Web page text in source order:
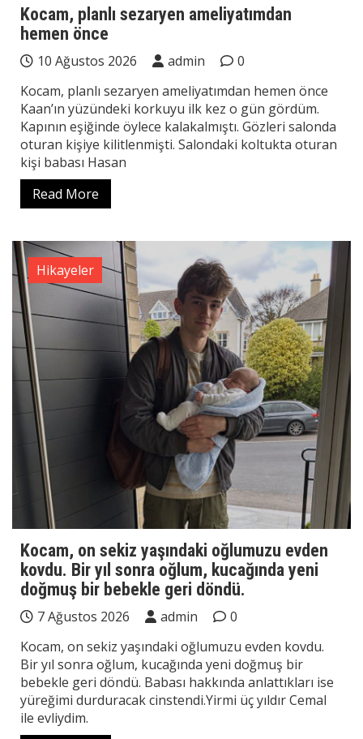
Kocam, planlı sezaryen ameliyatımdan
hemen önce
10 Ağustos 2026 admin
0
Kocam, planlı sezaryen ameliyatımdan hemen önce
Kaan’ın yüzündeki korkuyu ilk kez o gün gördüm.
Kapının eşiğinde öylece kalakalmıştı. Gözleri salonda
oturan kişiye kilitlenmişti. Salondaki koltukta oturan
kişi babası Hasan
Read More
Hikayeler
Kocam, on sekiz yaşındaki oğlumuzu evden
kovdu. Bir yıl sonra oğlum, kucağında yeni
doğmuş bir bebekle geri döndü.
7 Ağustos 2026 admin
0
Kocam, on sekiz yaşındaki oğlumuzu evden kovdu.
Bir yıl sonra oğlum, kucağında yeni doğmuş bir
bebekle geri döndü. Babası hakkında anlattıkları ise
yüreğimi durduracak cinstendi.Yirmi üç yıldır Cemal
ile evliydim.